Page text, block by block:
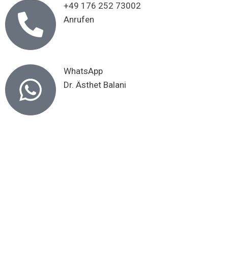
+49 176 252 73002
Anrufen
WhatsApp
Dr. Ästhet Balani